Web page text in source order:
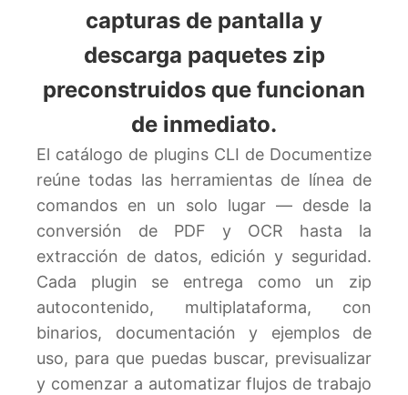
capturas de pantalla y
descarga paquetes zip
preconstruidos que funcionan
de inmediato.
El catálogo de plugins CLI de Documentize
reúne todas las herramientas de línea de
comandos en un solo lugar — desde la
conversión de PDF y OCR hasta la
extracción de datos, edición y seguridad.
Cada plugin se entrega como un zip
autocontenido, multiplataforma, con
binarios, documentación y ejemplos de
uso, para que puedas buscar, previsualizar
y comenzar a automatizar flujos de trabajo